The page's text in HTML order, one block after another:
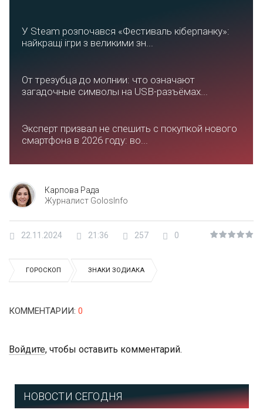
У Steam розпочався «Фестиваль кіберпанку»:
найкращі ігри з великими зн...
От трезубца до молнии: что означают
загадочные символы на USB-разъёмах...
Эксперт призвал не спешить с покупкой нового
смартфона в 2026 году: во...
Карпова Рада
Журналист GolosInfo
22.11.2024 21:36 257 0
ГОРОСКОП ЗНАКИ ЗОДИАКА
КОММЕНТАРИИ: 0
Войдите, чтобы оставить комментарий.
НОВОСТИ СЕГОДНЯ